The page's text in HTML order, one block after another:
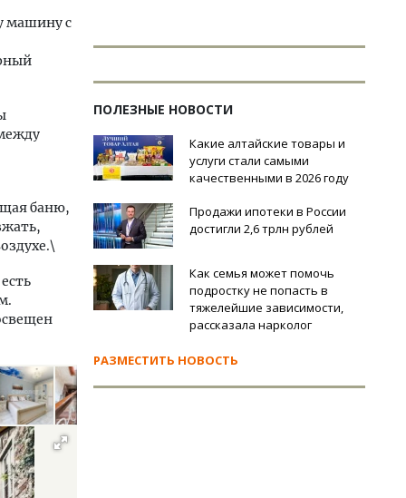
машину с
баню,
ПОЛЕЗНЫЕ НОВОСТИ
Какие алтайские товары и
услуги стали самыми
качественными в 2026 году
Продажи ипотеки в России
достигли 2,6 трлн рублей
Как семья может помочь
подростку не попасть в
тяжелейшие зависимости,
рассказала нарколог
РАЗМЕСТИТЬ НОВОСТЬ